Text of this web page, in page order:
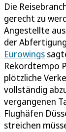
Die
gerecht zu
Angestellte
der
Eurowings
Rekordtempo
plötzliche
vollständig
vergangenen
Flughäfen
streichen